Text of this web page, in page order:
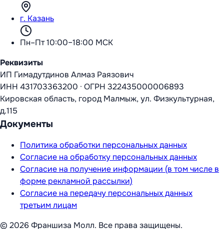
г. Казань
Пн–Пт 10:00–18:00 МСК
Реквизиты
ИП Гимадутдинов Алмаз Раязович
ИНН 431703363200 · ОГРН 322435000006893
Кировская область, город Малмыж, ул. Физкультурная,
д.115
Документы
Политика обработки персональных данных
Согласие на обработку персональных данных
Согласие на получение информации (в том числе в
форме рекламной рассылки)
Согласие на передачу персональных данных
третьим лицам
© 2026 Франшиза Молл. Все права защищены.